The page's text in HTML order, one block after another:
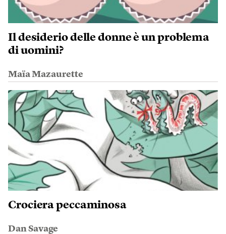
Il desiderio delle donne è un problema
di uomini?
Maïa Mazaurette
Crociera peccaminosa
Dan Savage